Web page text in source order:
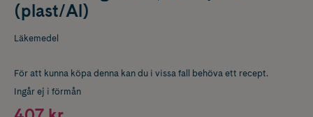
(plast/Al)
Läkemedel
För att kunna köpa denna kan du i vissa fall behöva ett recept.
Ingår ej i förmån